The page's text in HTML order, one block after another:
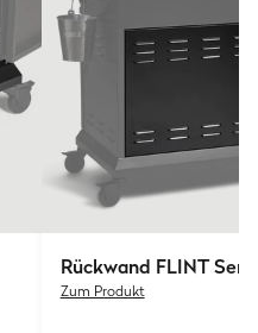
Rückwand FLINT
Zum Produkt